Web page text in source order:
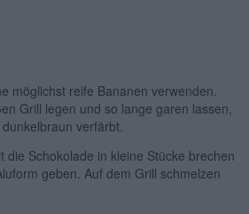
möglichst reife Bananen verwenden.
Grill legen und so lange garen lassen,
verfärbt.
die Schokolade in kleine Stücke brechen
geben. Auf dem Grill schmelzen